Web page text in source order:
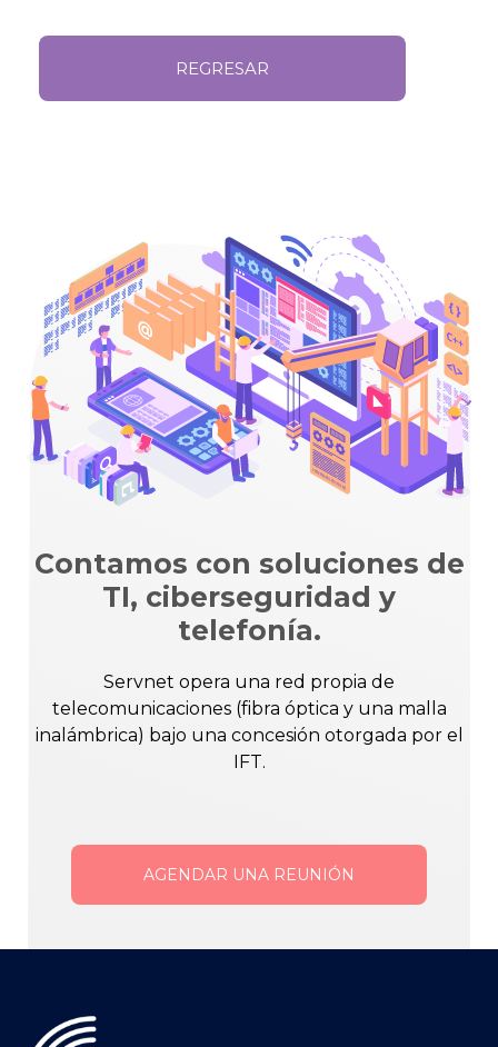
REGRESAR
Contamos con soluciones de
TI, ciberseguridad y
telefonía.
Servnet opera una red propia de
telecomunicaciones (fibra óptica y una malla
inalámbrica) bajo una concesión otorgada por el
IFT.
AGENDAR UNA REUNIÓN